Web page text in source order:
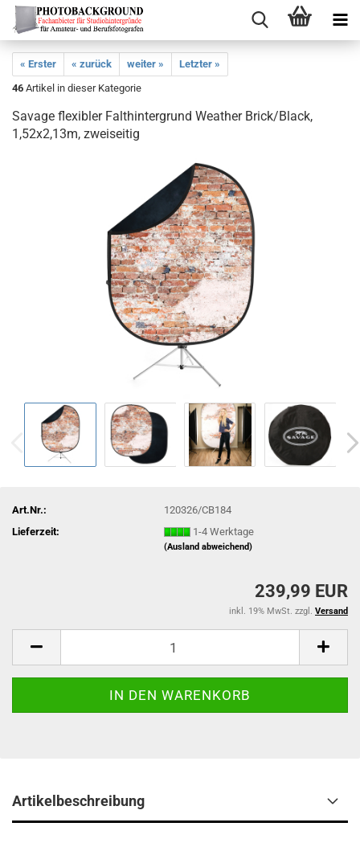
« Erster « zurück weiter »
Letzter »
46 Artikel in dieser Kategorie
Savage flexibler Falthintergrund Weather Brick/Black,
1,52x2,13m, zweiseitig
Art.Nr.:
120326/CB184
Lieferzeit:
1-4 Werktage
(Ausland abweichend)
239,99 EUR
inkl. 19% MwSt. zzgl. Versand
Artikelbeschreibung